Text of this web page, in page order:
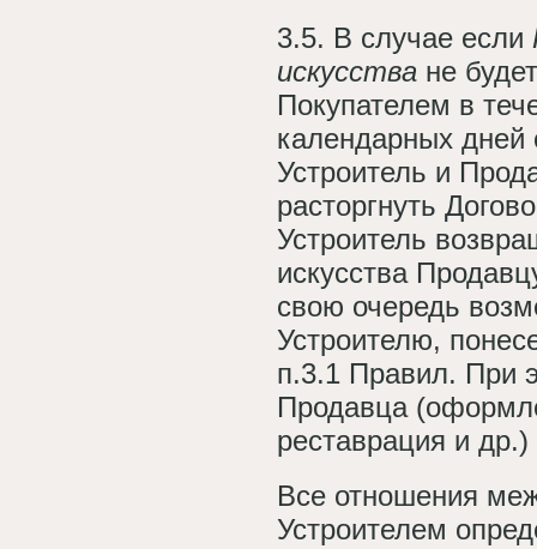
3.5. В случае если
искусства не
Покупателем в
календарных дней
Устроитель и
расторгнуть
Устроитель
искусства
свою очередь
Устроителю,
п.3.1 Правил. При
Продавца
реставрация и
Все отношения
Устроителем